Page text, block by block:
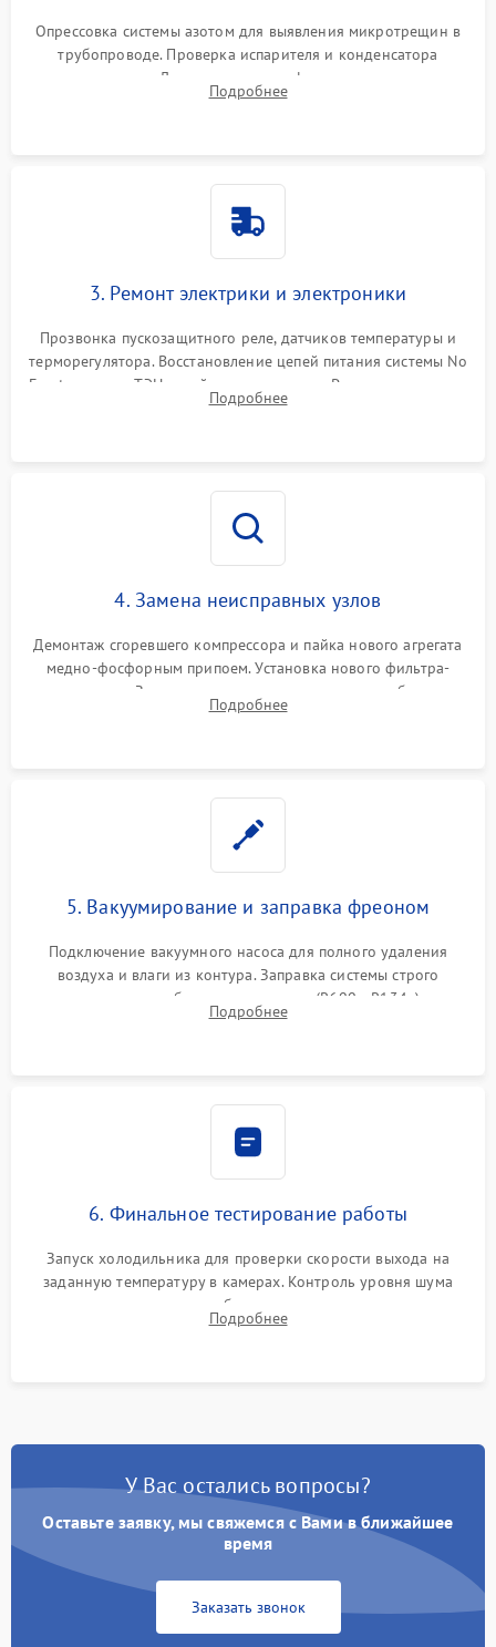
Опрессовка системы азотом для выявления микротрещин в
трубопроводе. Проверка испарителя и конденсатора
течеискателем. Демонтаж старого фильтра-осушителя и
продувка капиллярной трубки для устранения засоров.
Подробнее
3. Ремонт электрики и электроники
Прозвонка пускозащитного реле, датчиков температуры и
терморегулятора. Восстановление цепей питания системы No
Frost, включая ТЭН оттайки и вентилятор. Ремонт или замена
платы управления при сбоях алгоритмов.
Подробнее
4. Замена неисправных узлов
Демонтаж сгоревшего компрессора и пайка нового агрегата
медно-фосфорным припоем. Установка нового фильтра-
осушителя. Замена изношенных вентиляторов обдува,
сломанных заслонок или поврежденных дверных петель.
Подробнее
5. Вакуумирование и заправка фреоном
Подключение вакуумного насоса для полного удаления
воздуха и влаги из контура. Заправка системы строго
дозированным объемом хладагента (R600a, R134a) по
электронным весам. Контроль рабочего давления в системе.
Подробнее
6. Финальное тестирование работы
Запуск холодильника для проверки скорости выхода на
заданную температуру в камерах. Контроль уровня шума
компрессора, отсутствия обмерзания стенок и корректного
срабатывания системы автоматической оттайки.
Подробнее
У Вас остались вопросы?
Оставьте заявку, мы свяжемся с Вами в ближайшее
время
Заказать звонок